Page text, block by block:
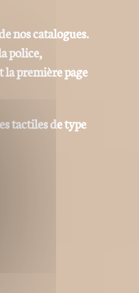
nos catalogues.
police,
première page
tactiles de type